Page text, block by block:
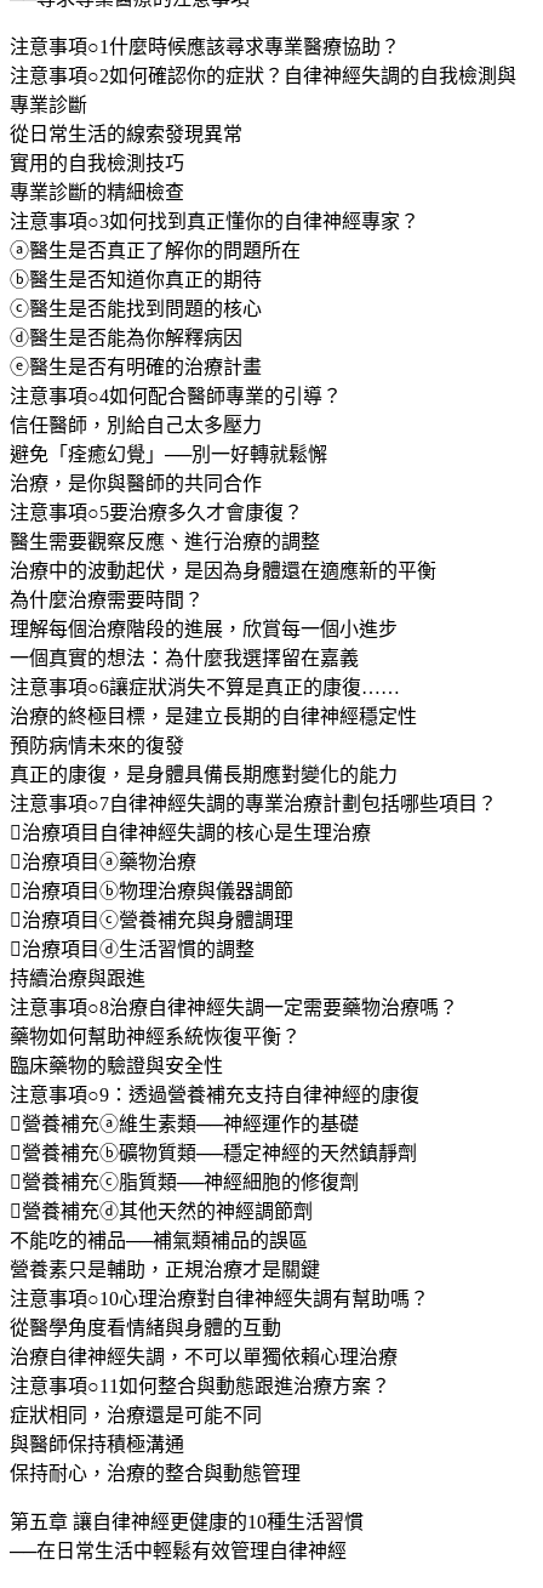
注意事項○1什麼時候應該尋求專業醫療協助？
注意事項○2如何確認你的症狀？自律神經失調的自我檢測與
專業診斷
從日常生活的線索發現異常
實用的自我檢測技巧
專業診斷的精細檢查
注意事項○3如何找到真正懂你的自律神經專家？
ⓐ醫生是否真正了解你的問題所在
ⓑ醫生是否知道你真正的期待
ⓒ醫生是否能找到問題的核心
ⓓ醫生是否能為你解釋病因
ⓔ醫生是否有明確的治療計畫
注意事項○4如何配合醫師專業的引導？
信任醫師，別給自己太多壓力
避免「痊癒幻覺」──別一好轉就鬆懈
治療，是你與醫師的共同合作
注意事項○5要治療多久才會康復？
醫生需要觀察反應、進行治療的調整
治療中的波動起伏，是因為身體還在適應新的平衡
為什麼治療需要時間？
理解每個治療階段的進展，欣賞每一個小進步
一個真實的想法：為什麼我選擇留在嘉義
注意事項○6讓症狀消失不算是真正的康復……
治療的終極目標，是建立長期的自律神經穩定性
預防病情未來的復發
真正的康復，是身體具備長期應對變化的能力
注意事項○7自律神經失調的專業治療計劃包括哪些項目？
治療項目自律神經失調的核心是生理治療
治療項目ⓐ藥物治療
治療項目ⓑ物理治療與儀器調節
治療項目ⓒ營養補充與身體調理
治療項目ⓓ生活習慣的調整
持續治療與跟進
注意事項○8治療自律神經失調一定需要藥物治療嗎？
藥物如何幫助神經系統恢復平衡？
臨床藥物的驗證與安全性
注意事項○9：透過營養補充支持自律神經的康復
營養補充ⓐ維生素類──神經運作的基礎
營養補充ⓑ礦物質類──穩定神經的天然鎮靜劑
營養補充ⓒ脂質類──神經細胞的修復劑
營養補充ⓓ其他天然的神經調節劑
不能吃的補品──補氣類補品的誤區
營養素只是輔助，正規治療才是關鍵
注意事項○10心理治療對自律神經失調有幫助嗎？
從醫學角度看情緒與身體的互動
治療自律神經失調，不可以單獨依賴心理治療
注意事項○11如何整合與動態跟進治療方案？
症狀相同，治療還是可能不同
與醫師保持積極溝通
保持耐心，治療的整合與動態管理
第五章 讓自律神經更健康的10種生活習慣
──在日常生活中輕鬆有效管理自律神經